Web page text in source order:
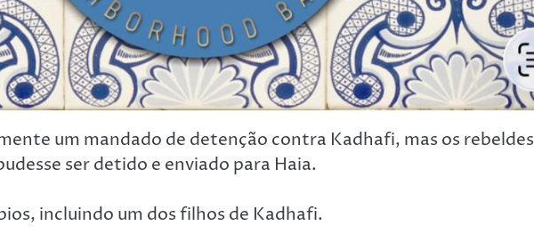
um mandado de detenção contra Kadhafi, mas os rebeldes
ser detido e enviado para Haia.
incluindo um dos filhos de Kadhafi.